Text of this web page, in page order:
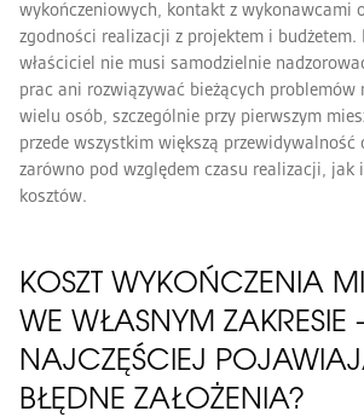
wykończeniowych, kontakt z wykonawcami
zgodności realizacji z projektem i budżetem.
właściciel nie musi samodzielnie
prac ani rozwiązywać bieżących problemów
wielu osób, szczególnie przy pierwszym
przede wszystkim większą przewidywalność
zarówno pod względem czasu realizacji, jak
kosztów.
KOSZT WYKOŃCZENIA
WE WŁASNYM ZAKRESIE
NAJCZĘŚCIEJ
BŁĘDNE ZAŁOŻENIA?